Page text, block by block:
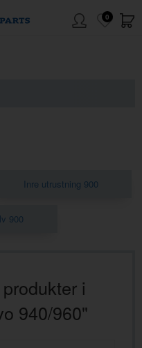
0
Inre utrustning 900
900
i
940/960"